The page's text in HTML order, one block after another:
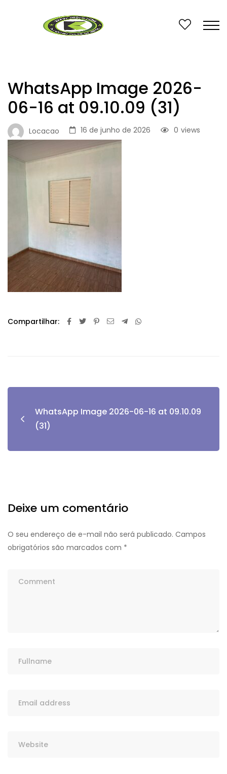
WhatsApp Image 2026-
06-16 at 09.10.09 (31)
Locacao 16 de junho de 2026 views
0
Compartilhar:
WhatsApp Image 2026-06-16 at 09.10.09
(31)
Deixe um comentário
O seu endereço de e-mail não será publicado. Campos
obrigatórios são marcados com *